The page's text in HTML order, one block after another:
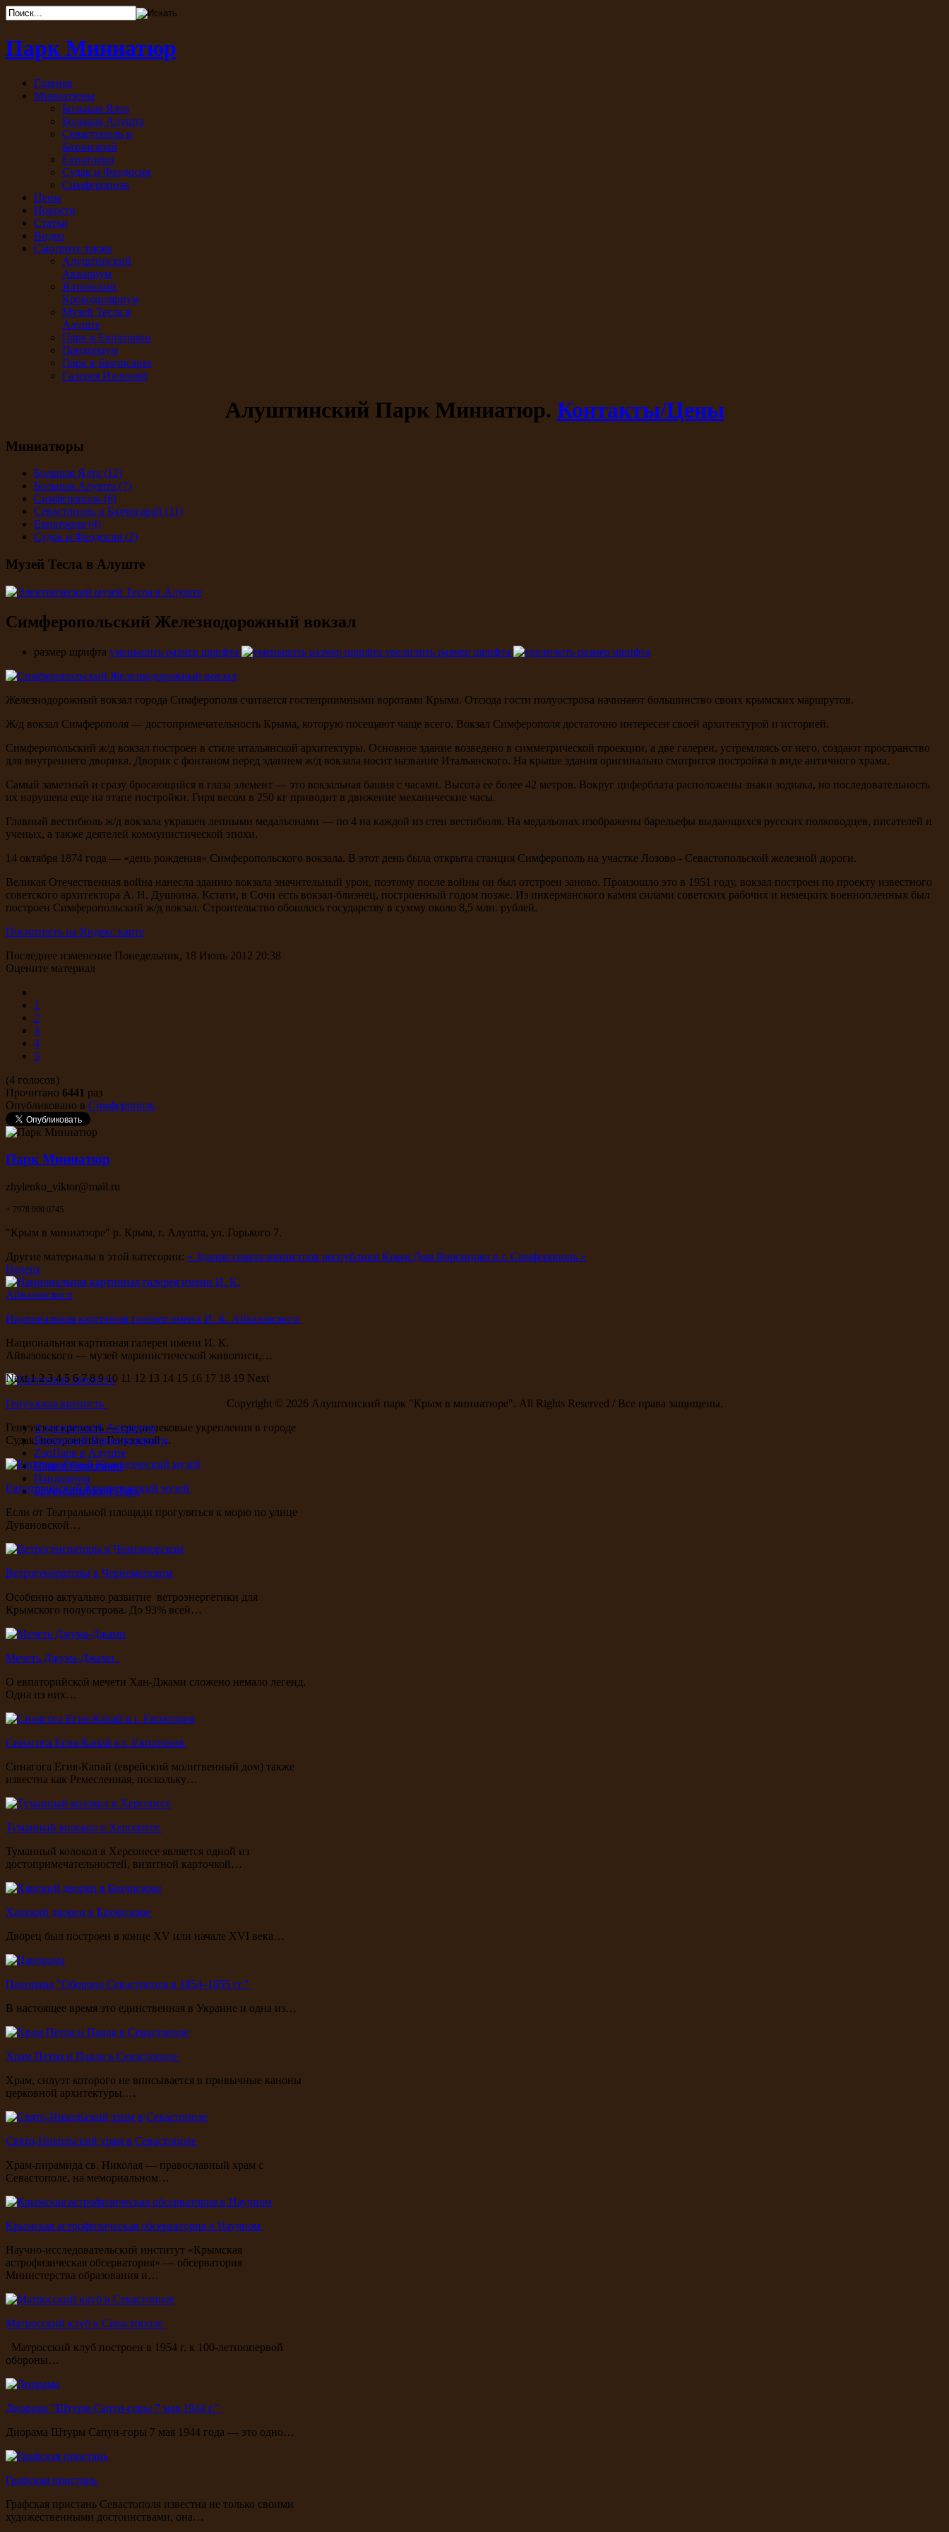
Парк Миниатюр
Главная
Миниатюры
Большая Ялта
Большая Алушта
Севастополь и
Бахчисарай
Евпатория
Судак и Феодосия
Симферополь
Цены
Новости
Статьи
Видео
Смотрите также
Алуштинский
Аквариум
Ялтинский
Крокодиляриум
Музей Тесла в
Алуште
Парк в Евпатории
Пандориум
Парк в Бахчисарае
Галерея Иллюзий
Алуштинский Парк Миниатюр. Контакты/Цены
Миниатюры
Большая Ялта (12)
Большая Алушта (7)
Симферополь (6)
Севастополь и Бахчисарай (11)
Евпатория (4)
Судак и Феодосия (2)
Музей Тесла в Алуште
Симферопольский Железнодорожный вокзал
размер шрифта уменьшить размер шрифта увеличить размер шрифта
Железнодорожный вокзал города Симферополя считается гостеприимными воротами Крыма. Отсюда гости полуострова начинают большинство своих крымских маршрутов.
Ж/д вокзал Симферополя — достопримечательность Крыма, которую посещают чаще всего. Вокзал Симферополя достаточно интересен своей архитектурой и историей.
Симферопольский ж/д вокзал построен в стиле итальянской архитектуры. Основное здание возведено в симметрической проекции, а две галереи, устремляясь от него, создают пространство
для внутреннего дворика. Дворик с фонтаном перед зданием ж/д вокзала носит название Итальянского. На крыше здания оригинально смотрится постройка в виде античного храма.
Самый заметный и сразу бросающийся в глаза элемент — это вокзальная башня с часами. Высота ее более 42 метров. Вокруг циферблата расположены знаки зодиака, но последовательность
их нарушена еще на этапе постройки. Гиря весом в 250 кг приводит в движение механические часы.
Главный вестибюль ж/д вокзала украшен лепными медальонами — по 4 на каждой из стен вестибюля. На медальонах изображены барельефы выдающихся русских полководцев, писателей и
ученых, а также деятелей коммунистической эпохи.
14 октября 1874 года — «день рождения» Симферопольского вокзала. В этот день была открыта станция Симферополь на участке Лозово - Севастопольской железной дороги.
Великая Отечественная война нанесла зданию вокзала значительный урон, поэтому после войны он был отстроен заново. Произошло это в 1951 году, вокзал построен по проекту известного
советского архитектора А. Н. Душкина. Кстати, в Сочи есть вокзал-близнец, построенный годом позже. Из инкерманского камня силами советских рабочих и немецких военнопленных был
построен Симферопольский ж/д вокзал. Строительство обошлось государству в сумму около 8,5 млн. рублей.
Посмотреть на Яндекс карте
Последнее изменение Понедельник, 18 Июнь 2012 20:38
Оцените материал
1
2
3
4
5
(4 голосов)
Прочитано 6441 раз
Опубликовано в Симферополь
Парк Миниатюр
zhylenko_viktor@mail.ru
+ 7978 000 0745
"Крым в миниатюре" р. Крым, г. Алушта, ул. Горького 7.
Другие материалы в этой категории: « Здание совета министров республики Крым Дом Воронцова в г. Симферополь »
Наверх
Национальная картинная галерея имени И. К. Айвазовского
Национальная картинная галерея имени И. К.
Айвазовского — музей маринистической живописи,…
Генуэзская крепость
Генуэзская крепость — средневековые укрепления в городе
Судак, построенные Генуэзской…
Евпаторийский Краеведческий музей
Если от Театральной площади прогуляться к морю по улице
Дувановской…
Ветрогенераторы в Черноморском
Особенно актуально развитие ветроэнергетики для
Крымского полуострова. До 93% всей…
Мечеть Джума-Джами
О евпаторийской мечети Хан-Джами сложено немало легенд.
Одна из них…
Синагога Егия-Капай в г. Евпатория
Синагога Егия-Капай (еврейский молитвенный дом) также
известна как Ремесленная, поскольку…
Туманный колокол в Херсонесе
Туманный колокол в Херсонесе является одной из
достопримечательностей, визитной карточкой…
Ханский дворец в Бахчисарае
Дворец был построен в конце XV или начале XVI века…
Панорама "Оборона Севастополя в 1854–1855 гг."
В настоящее время это единственная в Украине и одна из…
Храм Петра и Павла в Севастополе
Храм, силуэт которого не вписывается в привычные каноны
церковной архитектуры.…
Свято-Никольский храм в Севастополе
Храм-пирамида св. Николая — православный храм с
Севастополе, на мемориальном…
Крымская астрофизическая обсерватория в Научном
Научно-исследовательский институт «Крымская
астрофизическая обсерватория» — обсерватория
Министерства образования и…
Матросский клуб в Севастополе
Матросский клуб построен в 1954 г. к 100-летиюпервой
обороны…
Диорама "Штурм Сапун-горы 7 мая 1944 г."
Диорама Штурм Сапун-горы 7 мая 1944 года — это одно…
Графская пристань
Графская пристань Севастополя известна не только своими
художественными достоинствами, она…
Next12345678910 11 12 13 14 15 16 17 18 19 Next
Copyright © 2026 Алуштинский парк "Крым в миниатюре". All Rights Reserved / Все права защищены.
Алуштинский Аквариум
Ялтинский Крокодиляриум
ZooПарк в Алуште
Парк в Евпатории
Пандориум
Бахчисарайский Парк